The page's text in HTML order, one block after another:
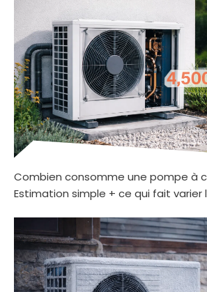
Combien consomme une pompe à
Estimation simple + ce qui fait varier